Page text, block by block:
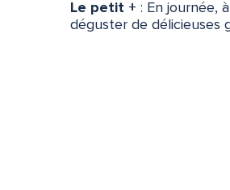
Le petit + : En journée,
déguster de délicieuses